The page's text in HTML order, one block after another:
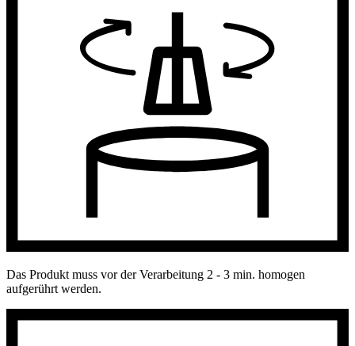
Das Produkt muss vor der Verarbeitung 2 - 3 min. homogen
aufgerührt werden.